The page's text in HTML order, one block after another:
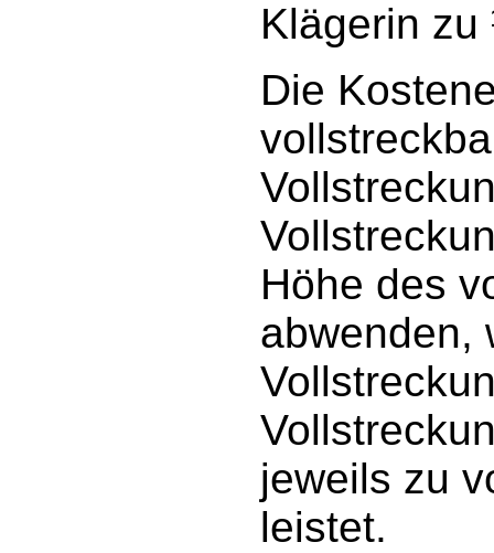
Klägerin
Die
Höhe des
abwenden,
jeweils zu
leistet.